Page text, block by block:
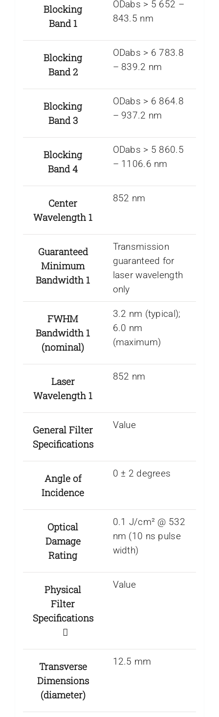
Blocking
Band 1
ODabs > 5 652 –
843.5 nm
Blocking
Band 2
ODabs > 6 783.8
– 839.2 nm
Blocking
Band 3
ODabs > 6 864.8
– 937.2 nm
Blocking
Band 4
ODabs > 5 860.5
– 1106.6 nm
Center
Wavelength 1
852 nm
Guaranteed
Minimum
Bandwidth 1
Transmission
guaranteed for
laser wavelength
only
FWHM
Bandwidth 1
(nominal)
3.2 nm (typical);
6.0 nm
(maximum)
Laser
Wavelength 1
852 nm
General Filter
Specifications
Value
Angle of
Incidence
0 ± 2 degrees
Optical
Damage
Rating
0.1 J/cm² @ 532
nm (10 ns pulse
width)
Physical
Filter
Specifications
Value
Transverse
Dimensions
(diameter)
12.5 mm